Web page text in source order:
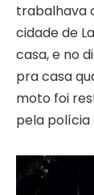
trabalhava
cidade de
casa, e no
pra casa
moto foi
pela polícia